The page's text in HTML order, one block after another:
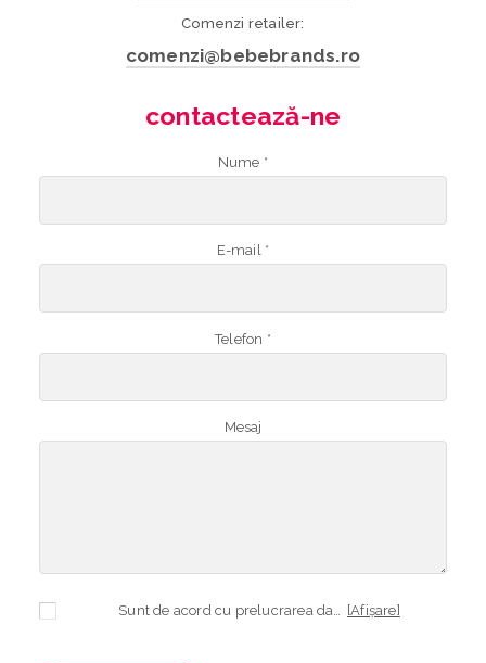
Comenzi retailer:
comenzi@bebebrands.ro
contactează-ne
Nume *
E-mail *
Telefon *
Mesaj
[Afișare]